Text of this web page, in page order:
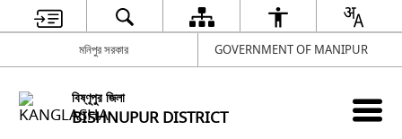
মনিপুর সরকার GOVERNMENT OF MANIPUR
বিষ্ণূপুর জিলা
BISHNUPUR DISTRICT